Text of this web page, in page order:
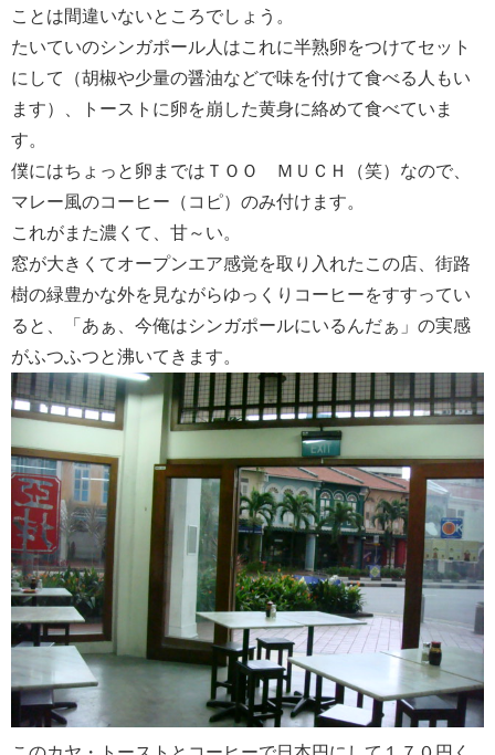
ことは間違いないところでしょう。
たいていのシンガポール人はこれに半熟卵をつけてセット
にして（胡椒や少量の醤油などで味を付けて食べる人もい
ます）、トーストに卵を崩した黄身に絡めて食べていま
す。
僕にはちょっと卵まではＴＯＯ ＭＵＣＨ（笑）なので、
マレー風のコーヒー（コピ）のみ付けます。
これがまた濃くて、甘～い。
窓が大きくてオープンエア感覚を取り入れたこの店、街路
樹の緑豊かな外を見ながらゆっくりコーヒーをすすってい
ると、「あぁ、今俺はシンガポールにいるんだぁ」の実感
がふつふつと沸いてきます。